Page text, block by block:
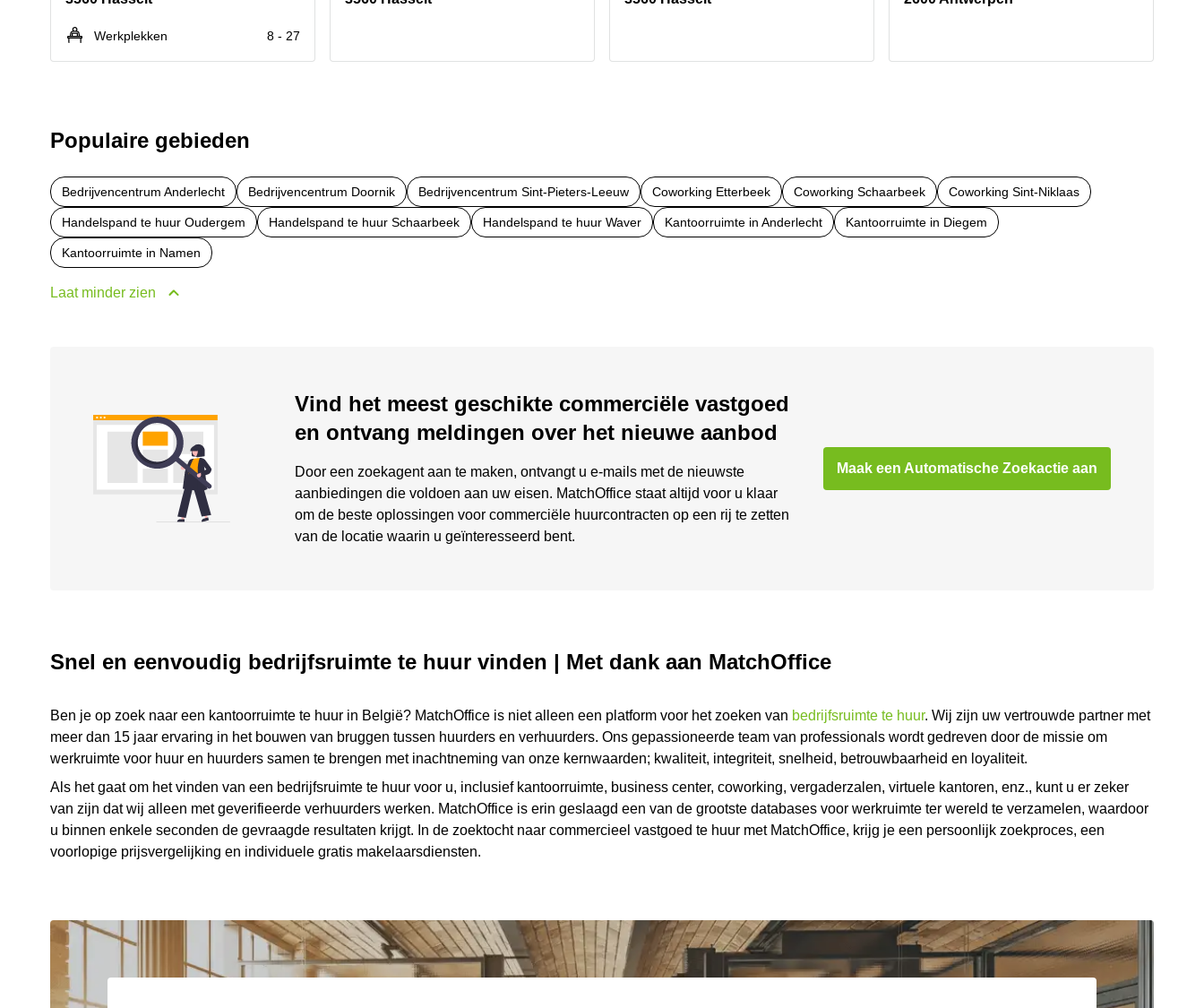
Werkplekken 8 - 27
Populaire gebieden
Bedrijvencentrum Anderlecht Bedrijvencentrum Doornik Bedrijvencentrum Sint-Pieters-Leeuw Coworking Etterbeek Coworking Schaarbeek Coworking Sint-Niklaas
Handelspand te huur Oudergem Handelspand te huur Schaarbeek Handelspand te huur Waver Kantoorruimte in Anderlecht Kantoorruimte in Diegem
Kantoorruimte in Namen
Laat minder zien
Vind het meest geschikte commerciële vastgoed
en ontvang meldingen over het nieuwe aanbod
Door een zoekagent aan te maken, ontvangt u e-mails met de nieuwste
aanbiedingen die voldoen aan uw eisen. MatchOffice staat altijd voor u klaar
om de beste oplossingen voor commerciële huurcontracten op een rij te zetten
van de locatie waarin u geïnteresseerd bent.
Maak een Automatische Zoekactie aan
Snel en eenvoudig bedrijfsruimte te huur vinden | Met dank aan MatchOffice
Ben je op zoek naar een kantoorruimte te huur in België? MatchOffice is niet alleen een platform voor het zoeken van bedrijfsruimte te huur. Wij zijn uw vertrouwde partner met
meer dan 15 jaar ervaring in het bouwen van bruggen tussen huurders en verhuurders. Ons gepassioneerde team van professionals wordt gedreven door de missie om
werkruimte voor huur en huurders samen te brengen met inachtneming van onze kernwaarden; kwaliteit, integriteit, snelheid, betrouwbaarheid en loyaliteit.
Als het gaat om het vinden van een bedrijfsruimte te huur voor u, inclusief kantoorruimte, business center, coworking, vergaderzalen, virtuele kantoren, enz., kunt u er zeker
van zijn dat wij alleen met geverifieerde verhuurders werken. MatchOffice is erin geslaagd een van de grootste databases voor werkruimte ter wereld te verzamelen, waardoor
u binnen enkele seconden de gevraagde resultaten krijgt. In de zoektocht naar commercieel vastgoed te huur met MatchOffice, krijg je een persoonlijk zoekproces, een
voorlopige prijsvergelijking en individuele gratis makelaarsdiensten.